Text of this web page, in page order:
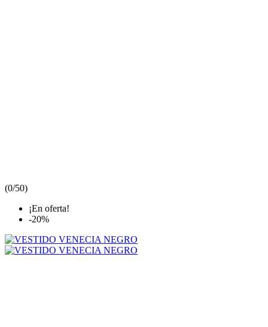
(0/50)
¡En oferta!
-20%